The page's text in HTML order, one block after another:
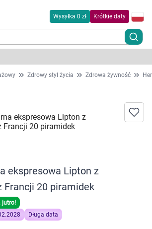
Wysyłka 0 zł Krótkie daty
Zdrowy styl życia Zdrowa żywność
ekspresowa Lipton z
Francji 20 piramidek
jutro!
Długa data